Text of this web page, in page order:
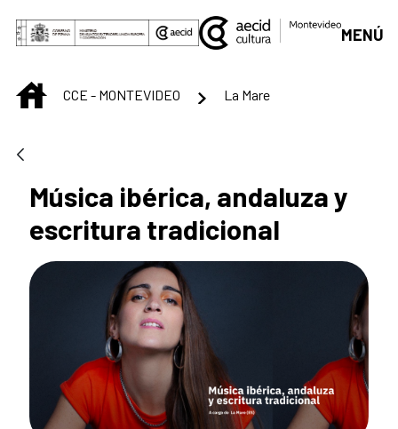
Saltar al contenido principal
MENÚ
INICIOCCE - MONTEVIDEO La Mare
Música ibérica, andaluza y
escritura tradicional